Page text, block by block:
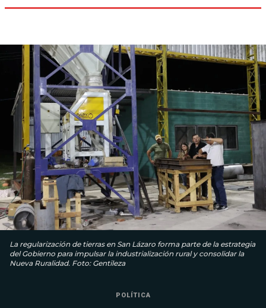
La regularización de tierras en San Lázaro forma parte de la estrategia
del Gobierno para impulsar la industrialización rural y consolidar la
Nueva Ruralidad. Foto: Gentileza
POLÍTICA